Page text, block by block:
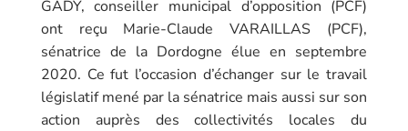
GADY, conseiller municipal d’opposition (PCF)
ont reçu Marie-Claude VARAILLAS (PCF),
sénatrice de la Dordogne élue en septembre
2020. Ce fut l’occasion d’échanger sur le travail
législatif mené par la sénatrice mais aussi sur son
action auprès des collectivités locales du